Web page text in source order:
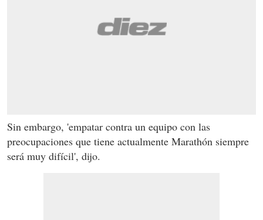
Sin embargo, 'empatar contra un equipo con las
preocupaciones que tiene actualmente Marathón siempre
será muy difícil', dijo.